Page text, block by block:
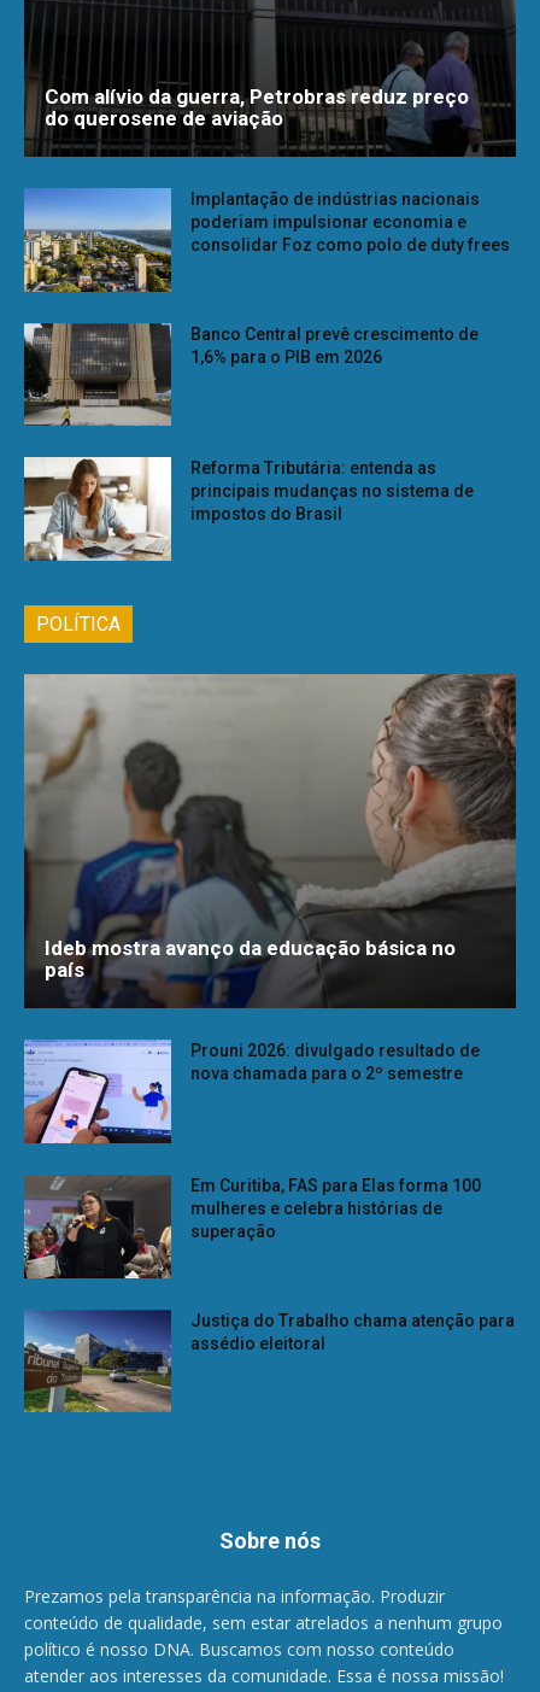
Com alívio da guerra, Petrobras reduz preço
do querosene de aviação
Implantação de indústrias nacionais
poderiam impulsionar economia e
consolidar Foz como polo de duty frees
Banco Central prevê crescimento de
1,6% para o PIB em 2026
Reforma Tributária: entenda as
principais mudanças no sistema de
impostos do Brasil
POLÍTICA
Ideb mostra avanço da educação básica no
país
Prouni 2026: divulgado resultado de
nova chamada para o 2º semestre
Em Curitiba, FAS para Elas forma 100
mulheres e celebra histórias de
superação
Justiça do Trabalho chama atenção para
assédio eleitoral
Sobre nós
Prezamos pela transparência na informação. Produzir
conteúdo de qualidade, sem estar atrelados a nenhum grupo
político é nosso DNA. Buscamos com nosso conteúdo
atender aos interesses da comunidade. Essa é nossa missão!